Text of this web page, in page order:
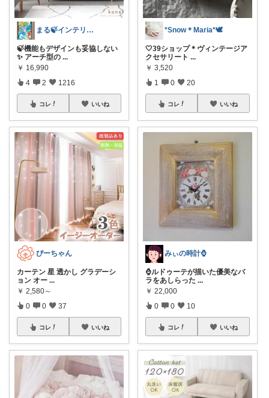
まる🍃インテリア×くらし
🍃機能もデザインも妥協しない
✨ アーチ型の ...
￥ 16,990
4 2 1216
コレ いいね
ぴーちゃん
カーテン 星 透かし グラデーシ
ョン オー ...
￥ 2,580～
0 0 37
コレ いいね
*Snow＊Maria*🕊️
🤍39ショップ＊ヴィンテージア
クセサリート ...
￥ 3,520
1 0 20
コレ いいね
みぃの時計⌚
⌚ルドゥーテが描いた優美なバ
ラをあしらった ...
￥ 22,000
0 0 10
コレ いいね